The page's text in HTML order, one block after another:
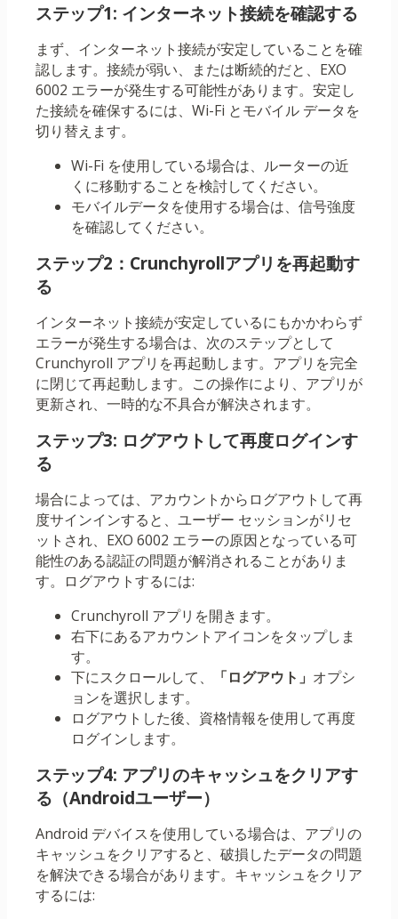
ステップ1: インターネット接続を確認する
まず、インターネット接続が安定していることを確
認します。接続が弱い、または断続的だと、EXO
6002 エラーが発生する可能性があります。安定し
た接続を確保するには、Wi-Fi とモバイル データを
切り替えます。
Wi-Fi を使用している場合は、ルーターの近
くに移動することを検討してください。
モバイルデータを使用する場合は、信号強度
を確認してください。
ステップ2：Crunchyrollアプリを再起動す
る
インターネット接続が安定しているにもかかわらず
エラーが発生する場合は、次のステップとして
Crunchyroll アプリを再起動します。アプリを完全
に閉じて再起動します。この操作により、アプリが
更新され、一時的な不具合が解決されます。
ステップ3: ログアウトして再度ログインす
る
場合によっては、アカウントからログアウトして再
度サインインすると、ユーザー セッションがリセ
ットされ、EXO 6002 エラーの原因となっている可
能性のある認証の問題が解消されることがありま
す。ログアウトするには:
Crunchyroll アプリを開きます。
右下にあるアカウントアイコンをタップしま
す。
下にスクロールして、
「ログアウト」 オプシ
ョンを選択します。
ログアウトした後、資格情報を使用して再度
ログインします。
ステップ4: アプリのキャッシュをクリアす
る（Androidユーザー）
Android デバイスを使用している場合は、アプリの
キャッシュをクリアすると、破損したデータの問題
を解決できる場合があります。キャッシュをクリア
するには: